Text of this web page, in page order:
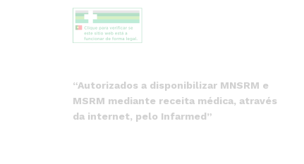
“Autorizados a disponibilizar MNSRM e
MSRM mediante receita médica, através
da internet, pelo Infarmed”